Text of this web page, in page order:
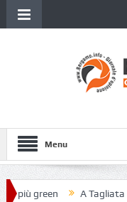
Menu
green A Tagliata di